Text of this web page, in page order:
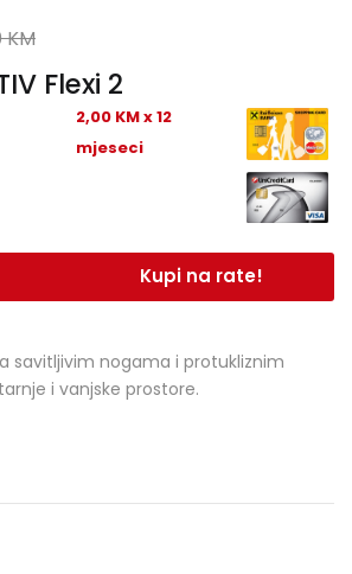
Flexi 2
KM
2,00 KM x 12
mjeseci
Kupi na rate!
savitljivim nogama i protukliznim
i vanjske prostore.